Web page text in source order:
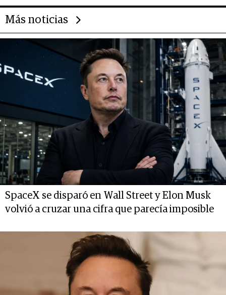
Más noticias
SpaceX se disparó en Wall Street y Elon Musk
volvió a cruzar una cifra que parecía imposible